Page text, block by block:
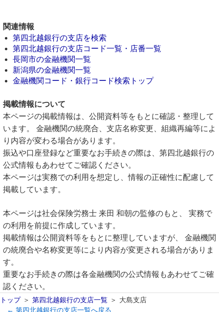
関連情報
第四北越銀行の支店を検索
第四北越銀行の支店コード一覧・店番一覧
長岡市の金融機関一覧
新潟県の金融機関一覧
金融機関コード・銀行コード検索トップ
掲載情報について
本ページの掲載情報は、公開資料等をもとに確認・整理して
います。 金融機関の統廃合、支店名称変更、組織再編等によ
り内容が変わる場合があります。
振込や口座登録など重要なお手続きの際は、第四北越銀行の
公式情報もあわせてご確認ください。
本ページは実務での利用を想定し、情報の正確性に配慮して
掲載しています。
本ページは社会保険労務士 来田 和朝の監修のもと、 実務で
の利用を前提に作成しています。
掲載情報は公開資料等をもとに整理していますが、 金融機関
の統廃合や名称変更等により内容が変更される場合がありま
す。
重要なお手続きの際は各金融機関の公式情報もあわせてご確
認ください。
トップ 第四北越銀行の支店一覧
大島支店
← 第四北越銀行の支店一覧へ戻る